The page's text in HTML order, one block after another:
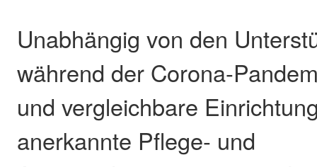
Unabhängig von den
während der Corona-
und vergleichbare
anerkannte Pflege- und